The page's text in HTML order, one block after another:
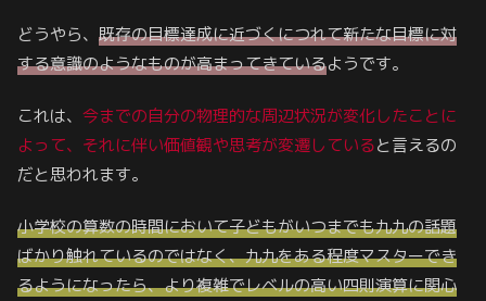
どうやら、 既存の目標達成に近づくにつれて新たな目標に対
する意識のようなものが高まってきているようです。
これは、 今までの自分の物理的な周辺状況が変化したことに
よって、それに伴い価値観や思考が変遷していると言えるの
だと思われます。
小学校の算数の時間において子どもがいつまでも九九の話題
ばかり触れているのではなく、九九をある程度マスターでき
るようになったら、より複雑でレベルの高い四則演算に関心